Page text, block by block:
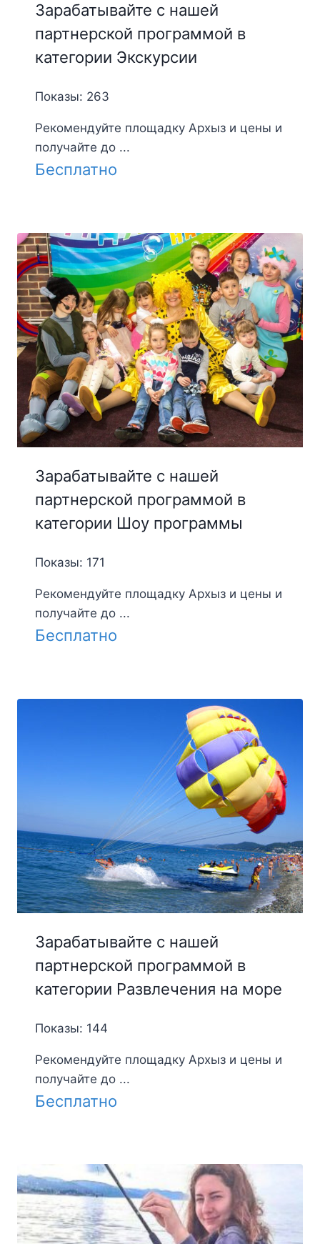
Зарабатывайте с нашей
партнерской программой в
категории Экскурсии
Показы: 263
Рекомендуйте площадку Архыз и цены и
получайте до ...
Бесплатно
Зарабатывайте с нашей
партнерской программой в
категории Шоу программы
Показы: 171
Рекомендуйте площадку Архыз и цены и
получайте до ...
Бесплатно
Зарабатывайте с нашей
партнерской программой в
категории Развлечения на море
Показы: 144
Рекомендуйте площадку Архыз и цены и
получайте до ...
Бесплатно